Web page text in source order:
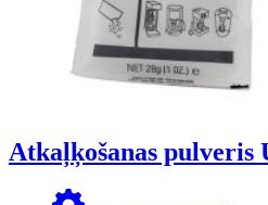
Atkaļķošanas pulveris